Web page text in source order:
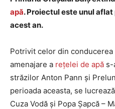
apă. Proiectul este unul
acest an.
Potrivit celor din
amenajare a rețelei de apă s-
străzilor Anton Pann și
perioada aceasta, se
Cuza Vodă și Popa Șapcă –